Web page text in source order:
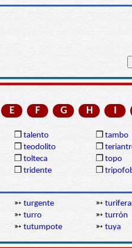
E F G H I
❒ talento ❒ tambo
❒ teodolito ❒
❒ tolteca ❒ topo
❒ tridente ❒
➳ turgente ➳
➳ turro ➳ turrón
➳ tutumpote ➳ tuya